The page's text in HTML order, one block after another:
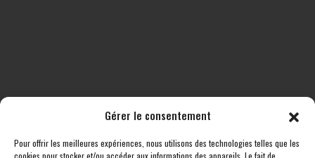
Gérer le consentement
Pour offrir les meilleures expériences, nous utilisons des technologies telles que les
cookies pour stocker et/ou accéder aux informations des appareils. Le fait de
Toutes les destinations Boutique Le cheptel Contact